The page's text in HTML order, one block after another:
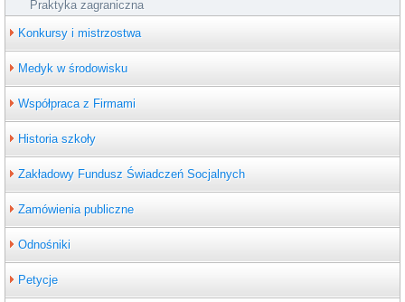
Praktyka zagraniczna
Konkursy i mistrzostwa
Medyk w środowisku
Współpraca z Firmami
Historia szkoły
Zakładowy Fundusz Świadczeń Socjalnych
Zamówienia publiczne
Odnośniki
Petycje